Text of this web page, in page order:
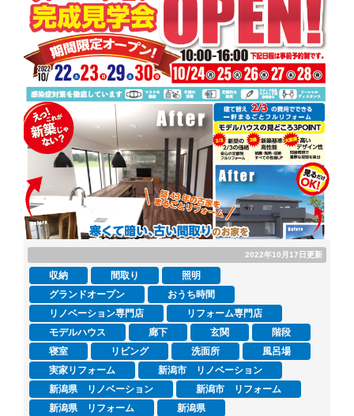
2022年10月17日更新
収納 間取り
照明
グランドオープン
おうち時間
リノベーション専門店
リフォーム専門店
モデルハウス
廊下 玄関
階段
寝室
リビング 洗面所
風呂場
実家リフォーム
新潟市 リノベーション
新潟県 リノベーション
新潟市 リフォーム
新潟県 リフォーム
新潟県